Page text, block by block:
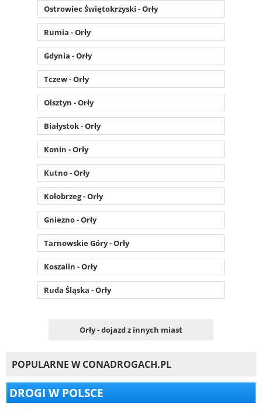
Ostrowiec Świętokrzyski - Orły
Rumia - Orły
Gdynia - Orły
Tczew - Orły
Olsztyn - Orły
Białystok - Orły
Konin - Orły
Kutno - Orły
Kołobrzeg - Orły
Gniezno - Orły
Tarnowskie Góry - Orły
Koszalin - Orły
Ruda Śląska - Orły
Orły - dojazd z innych miast
POPULARNE W CONADROGACH.PL
DROGI W POLSCE